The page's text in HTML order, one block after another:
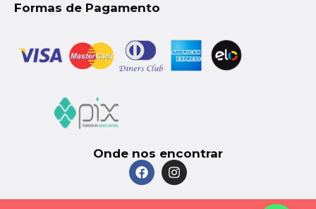
Formas de Pagamento
Onde nos encontrar